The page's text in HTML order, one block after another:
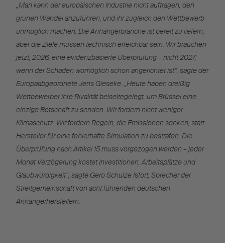
„Man kann der europäischen Industrie nicht auftragen, den
grünen Wandel anzuführen, und ihr zugleich den Wettbewerb
unmöglich machen. Die Anhängerbranche ist bereit zu liefern,
aber die Ziele müssen technisch erreichbar sein. Wir brauchen
jetzt, 2026, eine evidenzbasierte Überprüfung – nicht 2027,
wenn der Schaden womöglich schon angerichtet ist“, sagte der
Europaabgeordnete Jens Gieseke. „Heute haben dreißig
Wettbewerber ihre Rivalität beiseitegelegt, um Brüssel eine
einzige Botschaft zu senden. Wir fordern nicht weniger
Klimaschutz. Wir fordern Regeln, die Emissionen senken, statt
Hersteller für eine fehlerhafte Simulation zu bestrafen. Die
Überprüfung nach Artikel 15 muss vorgezogen werden – jeder
Monat Verzögerung kostet Investitionen, Arbeitsplätze und
Glaubwürdigkeit“, sagte Gero Schulze Isfort, Sprecher der
Streitgemeinschaft von acht führenden deutschen
Anhängerherstellern.